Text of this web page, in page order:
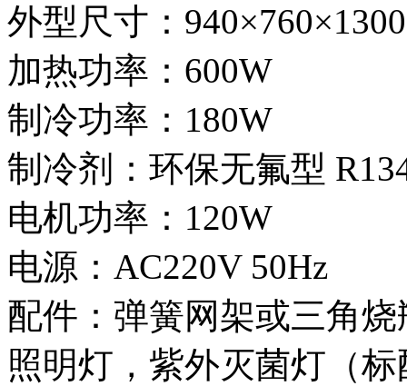
外型尺寸：940×760×1300
加热功率：600W
制冷功率：180W
制冷剂：环保无氟型
电机功率：120W
电源：AC220V 50Hz
配件：弹簧网架或三角
照明灯，紫外灭菌灯（标